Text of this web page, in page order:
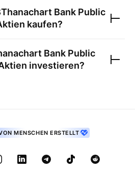
Bank Public
kaufen?
Bank Public
investieren?
MENSCHEN ERSTELLT